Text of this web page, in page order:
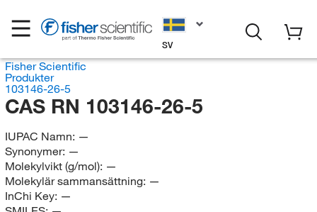
SV
Fisher Scientific
Produkter
103146-26-5
CAS RN 103146-26-5
IUPAC Namn: —
Synonymer: —
Molekylvikt (g/mol): —
Molekylär sammansättning: —
InChi Key: —